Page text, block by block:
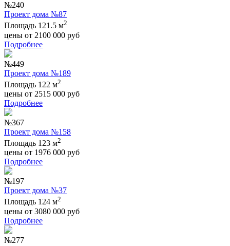
№240
Проект дома №87
Площадь 121.5 м2
цены от 2100 000 руб
Подробнее
№449
Проект дома №189
Площадь 122 м2
цены от 2515 000 руб
Подробнее
№367
Проект дома №158
Площадь 123 м2
цены от 1976 000 руб
Подробнее
№197
Проект дома №37
Площадь 124 м2
цены от 3080 000 руб
Подробнее
№277